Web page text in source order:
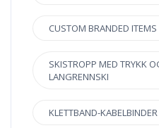
CUSTOM BRANDED ITEMS
SKISTROPP MED TRYKK
LANGRENNSKI
KLETTBAND-